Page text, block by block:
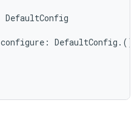
DefaultConfig
configure : DefaultConfig .()